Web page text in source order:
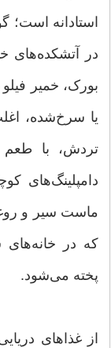
استادانه است؛
در آتشکده‌های
بورک، خمیر
یا سرخ‌شده،
تردش، با طعم
دامپلینگ‌های
ماست سیر و
که در
پخته می‌شود.
از غذاهای